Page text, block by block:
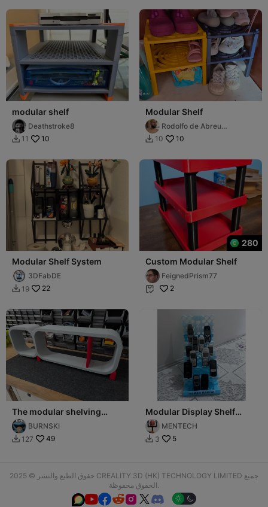
modular shelf
Deathstroke8
 11 10
Modular Shelf
Rodolfo de Abreu
Raimundo (Rodo)
 10 10
Modular Shelf System
3DFabDE
 19 22
280
Custom Modular Shelf
FeignedPrism77
 2
The modular shelving
system – unlimited
freedom for your des
BURNSKI
 127 49
Modular Display Shelf
(Customizable)
MENTECH
 3 5
حقوق الطبع والنشر © 2025 CREALITY 3D (HK) TECHNOLOGY LIMITED جميع
الحقوق محفوظة.
  